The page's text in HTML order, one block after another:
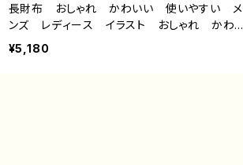
長財布 おしゃれ かわいい 使いやすい メ
ンズ レディース イラスト おしゃれ かわい
い 動物 シンプル きつね 狐 花柄 綺
麗 おすすめ 個性的 人気 イラストレータ
¥5,180